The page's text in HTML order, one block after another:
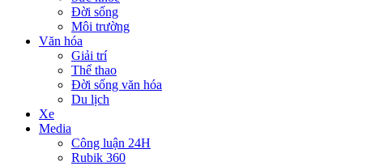
Đời sống
Môi trường
Văn hóa
Giải trí
Thể thao
Đời sống văn hóa
Du lịch
Xe
Media
Công luận 24H
Rubik 360